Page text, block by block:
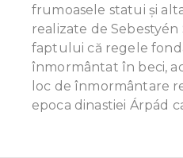
frumoasele statui și
realizate de
faptului că regele
înmormântat în beci,
loc de înmormântare
epoca dinastiei Árpád